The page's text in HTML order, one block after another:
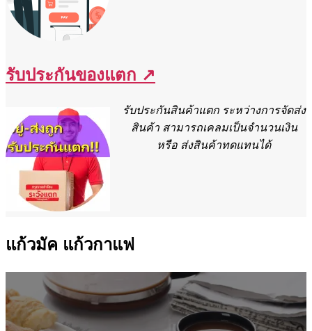
รับประกันของแตก ↗
รับประกันสินค้าแตก ระหว่างการจัดส่ง
สินค้า สามารถเคลมเป็นจำนวนเงิน
หรือ ส่งสินค้าทดแทนได้
แก้วมัค แก้วกาแฟ